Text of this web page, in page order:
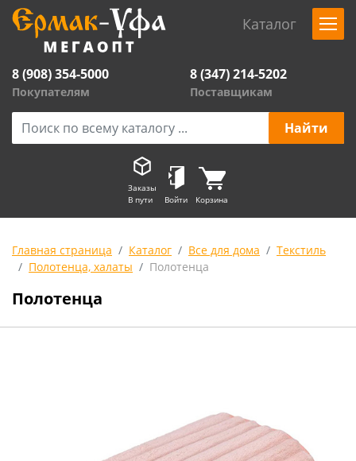
Каталог
8 (908) 354-5000
Покупателям
8 (347) 214-5202
Поставщикам
Заказы
В пути
Войти Корзина
Главная страница Каталог Все для дома
Текстиль
Полотенца, халаты
Полотенца
Полотенца